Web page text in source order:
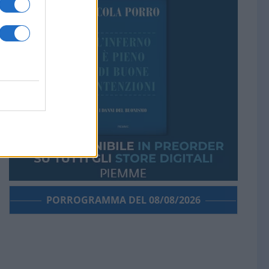
PORROGRAMMA DEL 08/08/2026